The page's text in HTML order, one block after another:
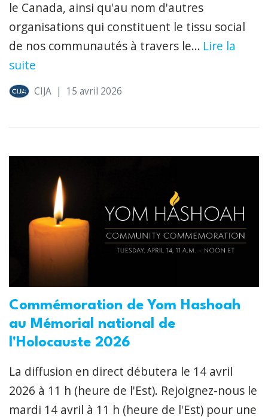
le Canada, ainsi qu'au nom d'autres
organisations qui constituent le tissu social
de nos communautés à travers le... Lire la
suite
CIJA | 15 avril 2026
Commémoration de Yom Hashoah
au Mémorial national de
l'Holocauste 2026
La diffusion en direct débutera le 14 avril
2026 à 11 h (heure de l'Est). Rejoignez-nous le
mardi 14 avril à 11 h (heure de l'Est) pour une